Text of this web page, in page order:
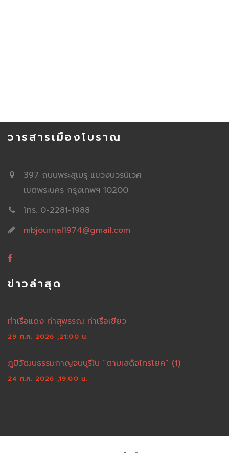
วารสารเมืองโบราณ
397 ถนนพระสุเมรุ แขวงบวรนิเวศ
เขตพระนคร กรุงเทพฯ 10200
โทร. 0-2281-1988
mbjournal1974@gmail.com
ข่าวล่าสุด
ท่าเรือแดง ท่าสุพรรณ ท่าเรือเขียว
29 ก.ค. 2026 ,21:00 น.
ภูมิวัฒนธรรมกาญจนบุรีใน “ตามเสด็จไทรโยค” (1)
24 ก.ค. 2026 ,19:00 น.